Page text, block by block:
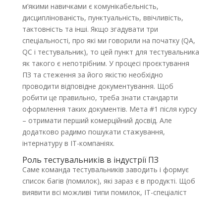
м’якими навичками є комунікабельність,
дисциплінованість, пунктуальність, ввічливість,
тактовність та інші. Якщо згадувати три
спеціальності, про які ми говорили на початку (QA,
QC і тестувальник), то цей пункт для тестувальника
як такого є непотрібним. У процесі проєктування
ПЗ та стеження за його якістю необхідно
проводити відповідне документування. Щоб
робити це правильно, треба знати стандарти
оформлення таких документів. Мета #1 після курсу
– отримати перший комерційний досвід. Але
додатково радимо пошукати стажування,
інтернатуру в ІТ-компаніях.
Роль тестувальників в індустрії ПЗ
Саме команда тестувальників заводить і формує
список багів (помилок), які зараз є в продукті. Щоб
виявити всі можливі типи помилок, IT-спеціаліст